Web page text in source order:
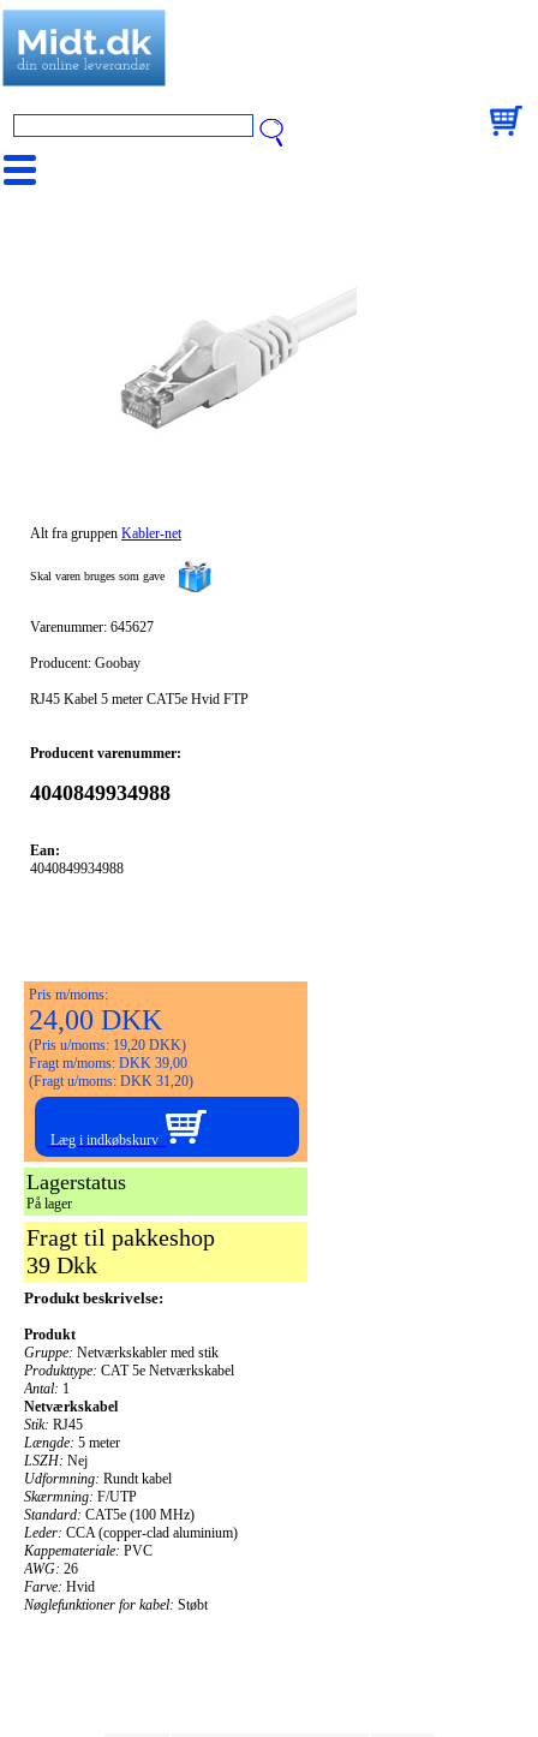
Alt fra gruppen Kabler-net
Skal varen bruges som gave
Varenummer: 645627
Producent: Goobay
RJ45 Kabel 5 meter CAT5e Hvid FTP
Producent varenummer:
4040849934988
Ean:
4040849934988
Pris m/moms:
24,00 DKK
(Pris u/moms: 19,20 DKK)
Fragt m/moms: DKK 39,00
(Fragt u/moms: DKK 31,20)
Læg i indkøbskurv
Lagerstatus
På lager
Fragt til pakkeshop
39 Dkk
Produkt beskrivelse:
Produkt
Gruppe: Netværkskabler med stik
Produkttype: CAT 5e Netværkskabel
Antal: 1
Netværkskabel
Stik: RJ45
Længde: 5 meter
LSZH: Nej
Udformning: Rundt kabel
Skærmning: F/UTP
Standard: CAT5e (100 MHz)
Leder: CCA (copper-clad aluminium)
Kappemateriale: PVC
AWG: 26
Farve: Hvid
Nøglefunktioner for kabel: Støbt